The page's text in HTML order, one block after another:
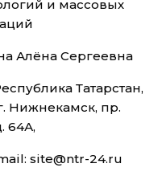
и массовых
Алёна Сергеевна
Татарстан,
Нижнекамск, пр.
64А,
site@ntr-24.ru